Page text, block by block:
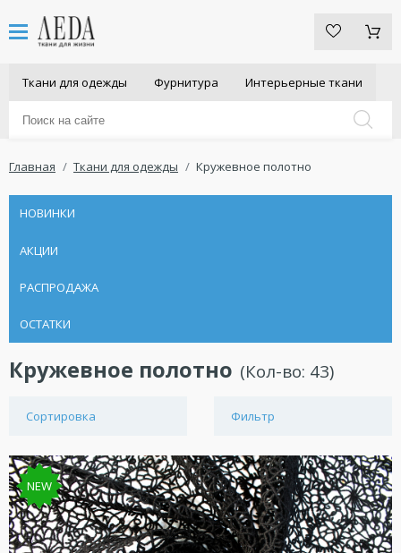
Ткани для одежды Фурнитура Интерьерные ткани
Главная Ткани для одежды Кружевное полотно
НОВИНКИ
АКЦИИ
РАСПРОДАЖА
ОСТАТКИ
Кружевное полотно (Кол-во: 43)
Сортировка Фильтр
NEW